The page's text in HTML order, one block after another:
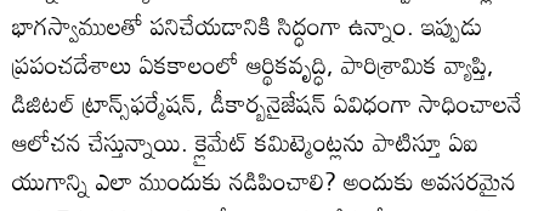
భాగస్వాములతో పనిచేయడానికి సిద్ధంగా ఉన్నాం. ఇప్పుడు
ప్రపంచదేశాలు ఏకకాలంలో ఆర్థికవృద్ధి, పారిశ్రామిక వ్యాప్తి,
డిజిటల్‌ ట్రాన్స్‌ఫర్మేషన్‌, డీకార్బనైజేషన్‌ ఏవిధంగా సాధించాలనే
ఆలోచన చేస్తున్నాయి. క్లైమేట్‌ కమిట్మెంట్లను పాటిస్తూ ఏఐ
యుగాన్ని ఎలా ముందుకు నడిపించాలి? అందుకు అవసరమైన